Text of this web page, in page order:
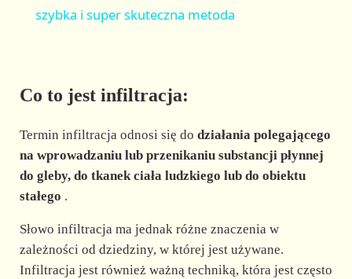
a
V
i
e
szybka i super skuteczna metoda
Co to jest infiltracja:
Termin infiltracja odnosi się do działania polegającego
na wprowadzaniu lub przenikaniu substancji płynnej
do gleby, do tkanek ciała ludzkiego lub do obiektu
stałego .
Słowo infiltracja ma jednak różne znaczenia w
zależności od dziedziny, w której jest używane.
Infiltracja jest również ważną techniką, która jest często